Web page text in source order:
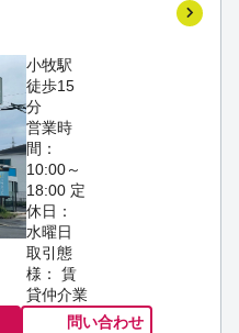
小牧駅
徒歩15
分
営業時
間：
10:00～
18:00 定
休日：
水曜日
取引態
様： 賃
貸仲介業
問い合わせ